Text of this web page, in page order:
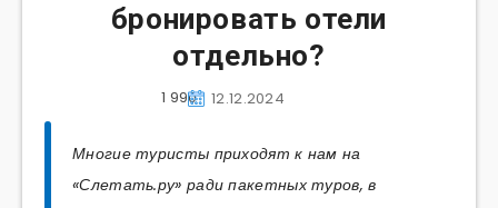
бронировать отели
отдельно?
12.12.2024
1 990
Многие туристы приходят к нам на
«Слетать.ру» ради пакетных туров, в